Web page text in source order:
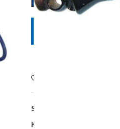
SKU:
Kategorije: